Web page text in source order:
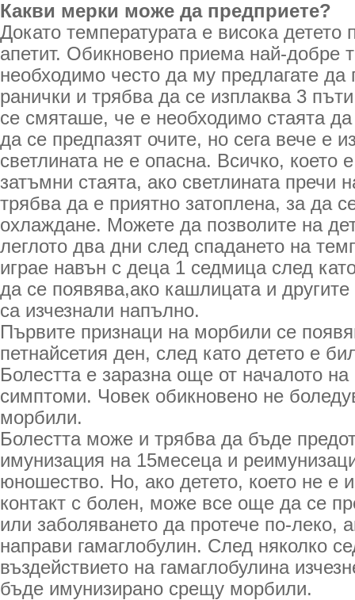
Какви мерки може да предприете?
Докато температурата е висока детето
апетит. Обикновено приема най-добре
необходимо често да му предлагате да
ранички и трябва да се изплаква 3
се смяташе, че е необходимо стаята
да се предпазят очите, но сега вече е
светлината не е опасна. Всичко, което
затъмни стаята, ако светлината пречи
трябва да е приятно затоплена, за да
охлаждане. Можете да позволите на
леглото два дни след спадането на
играе навън с деца 1 седмица след
да се появява,ако кашлицата и
са изчезнали напълно.
Първите признаци на морбили се
петнайсетия ден, след като детето е
Болестта е заразна още от началото на
симптоми. Човек обикновено не
морбили.
Болестта може и трябва да бъде
имунизация на 15месеца и
юношество. Но, ако детето, което не е
контакт с болен, може все още да се
или заболяването да протече по-леко,
направи гамаглобулин. След няколко
въздействието на гамаглобулина
бъде имунизирано срещу морбили.